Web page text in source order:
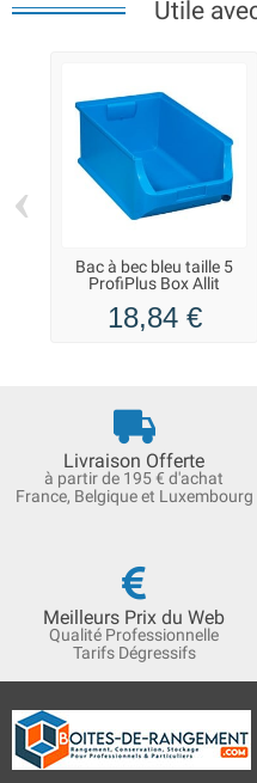
Utile
Bac à bec bleu taille 5
ProfiPlus Box Allit
18,84 €
‹
Livraison Offerte
à partir de 195 € d'achat
France, Belgique et Luxembourg
Meilleurs Prix du Web
Qualité Professionnelle
Tarifs Dégressifs